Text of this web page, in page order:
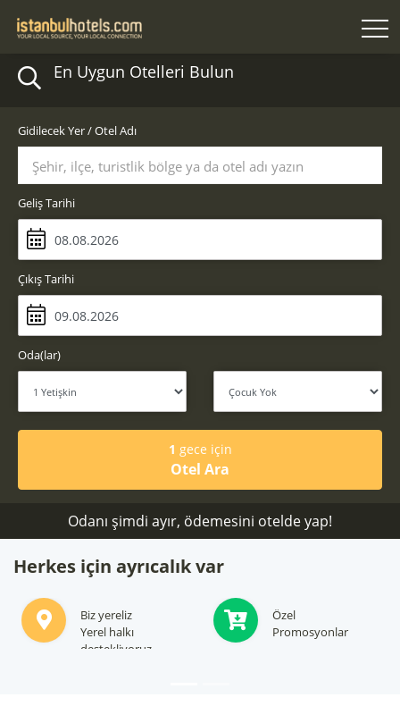
En Uygun Otelleri Bulun
Gidilecek Yer / Otel Adı
Şehir, ilçe, turistlik bölge ya da otel adı yazın
Geliş Tarihi
Çıkış Tarihi
Oda(lar)
1 gece için
Otel Ara
Odanı şimdi ayır, ödemesini otelde yap!
Herkes için ayrıcalık var
Gizli Fırsatları görmek
için abone olun
Konaklamanız için en
iyi